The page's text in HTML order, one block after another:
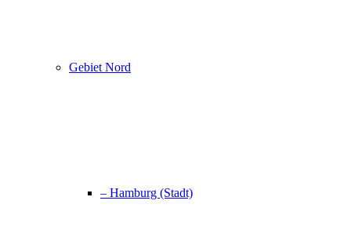
Gebiet Nord
– Hamburg (Stadt)